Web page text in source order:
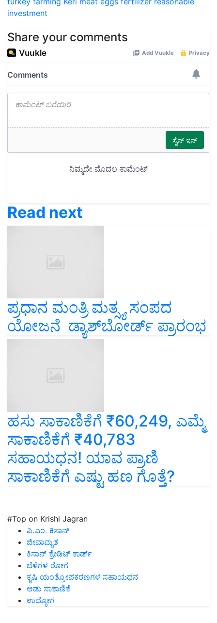
investment
Share your comments
Read next
ಪ್ರಧಾನ ಮಂತ್ರಿ ಮತ್ಸ್ಯ ಸಂಪದ
ಯೋಜನೆ ಡ್ಯಾಶ್‌ಬೋರ್ಡ್ ಪ್ರಾರಂಭ
ಹಸು ಸಾಕಾಣಿಕೆಗೆ ₹60,249, ಎಮ್ಮೆ
ಸಾಕಾಣಿಕೆಗೆ ₹40,783
ಸಹಾಯಧನ! ಯಾವ ಪ್ರಾಣಿ
ಸಾಕಾಣಿಕೆಗೆ ಎಷ್ಟು ಹಣ ಗೊತ್ತೆ?
#Top on Krishi Jagran
ಪಿ.ಎಂ. ಕಿಸಾನ್
ಜೀವಾಮೃತ
ಕಿಸಾನ್ ಕ್ರೇಡಿಟ್ ಕಾರ್ಡ್
ಬೆಳೆಗಳ ರೋಗ
ಕೃಷಿ ಯಂತ್ರೋಪಕರಣಗಳ ಸಹಾಯಧನ
ಆಡು ಸಾಕಾಣಿಕೆ
ಉದ್ಯೋಗ